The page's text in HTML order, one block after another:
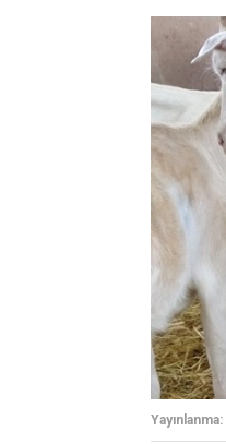
Yayınlanma: